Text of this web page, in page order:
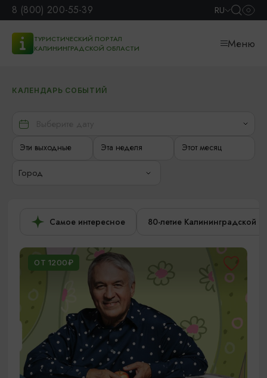
8 (800) 200-55-39 RU
ТУРИСТИЧЕСКИЙ ПОРТАЛ
КАЛИНИНГРАДСКОЙ ОБЛАСТИ
Меню
КАЛЕНДАРЬ СОБЫТИЙ
Эти выходные Эта неделя Этот месяц
Город
Самое интересное 80-летие Калининградской
ОТ 1200₽